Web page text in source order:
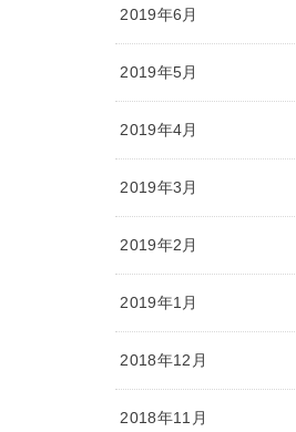
2019年6月
2019年5月
2019年4月
2019年3月
2019年2月
2019年1月
2018年12月
2018年11月